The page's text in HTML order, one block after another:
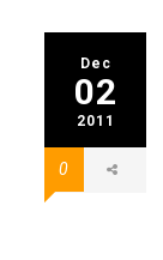
Dec
02
2011
0